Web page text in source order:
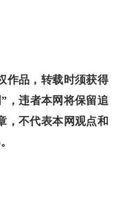
品，转载时须获得
，违者本网将保留追
，不代表本网观点和